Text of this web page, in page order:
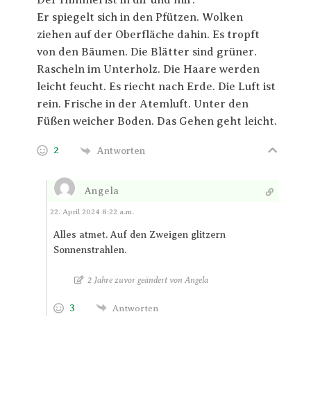
Er spiegelt sich in den Pfützen. Wolken
ziehen auf der Oberfläche dahin. Es tropft
von den Bäumen. Die Blätter sind grüner.
Rascheln im Unterholz. Die Haare werden
leicht feucht. Es riecht nach Erde. Die Luft ist
rein. Frische in der Atemluft. Unter den
Füßen weicher Boden. Das Gehen geht leicht.
2 Antworten
Angela
Antworten
22. April 2024 8:22 a.m.
Alles atmet. Auf den Zweigen glitzern
Sonnenstrahlen.
2 Jahre zuvor geändert von Angela
3 Antworten